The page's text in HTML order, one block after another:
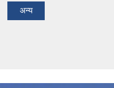
अन्य